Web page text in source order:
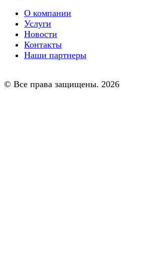
О компании
Услуги
Новости
Контакты
Наши партнеры
© Все права защищены. 2026